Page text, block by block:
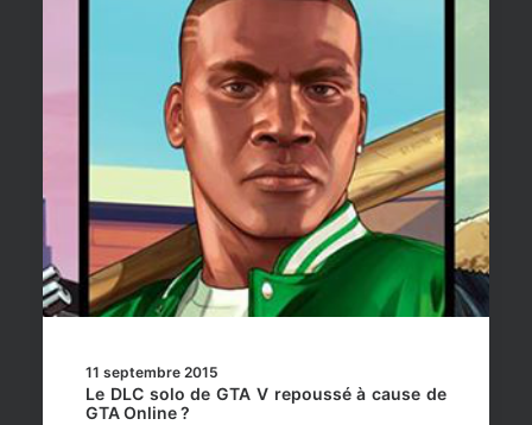
11 septembre 2015
Le DLC solo de GTA V repoussé à cause de
GTA Online ?